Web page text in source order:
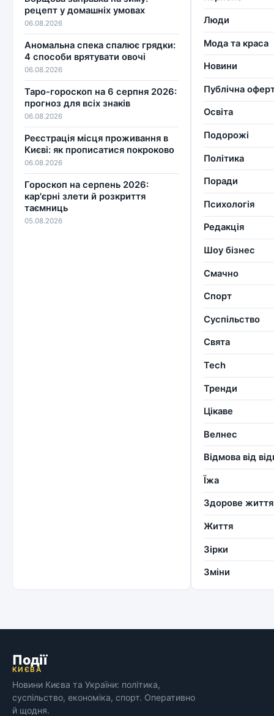
рецепт у домашніх умовах
06.08.2026
Аномальна спека спалює грядки:
4 способи врятувати овочі
06.08.2026
Таро-гороскоп на 6 серпня 2026:
прогноз для всіх знаків
06.08.2026
Реєстрація місця проживання в
Києві: як прописатися покроково
06.08.2026
Гороскоп на серпень 2026:
кар'єрні злети й розкриття
таємниць
05.08.2026
Люди
Мода та краса
Новини
Публічна
Освіта
Подорожі
Політика
Поради
Психологія
Редакція
Шоу бізнес
Смачно
Спорт
Суспільство
Свята
Tech
Тренди
Цікаве
Велнес
Відмова від
Їжа
Здорове життя
Життя
Зірки
Зміни
Події
КИЄВА
Новини Києва та України: політика,
суспільство, економіка, спорт. Оперативно
й щодня.